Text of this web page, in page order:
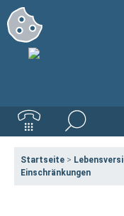
Startseite >
Einschränkungen